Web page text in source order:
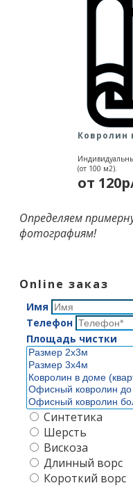
Ковролин
(от 100 м2).
от
Определяем
фотографиям!
Online заказ
Имя
Телефон
Площадь чистки
Синтетика
Шерсть
Вискоза
Длинный ворс
Короткий ворс